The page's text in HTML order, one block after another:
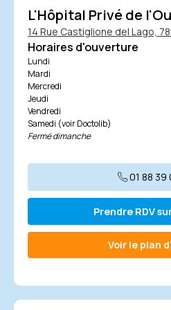
diagnostic définitif, elle
essentielle avant une IRM ou
médical doit être guidé avec
infiltration ou une ponction.
En résumé, toute douleur
inexpliquée ou traumatisme
une indication pour cet
première intention pour
L'Hôpital Privé de
14 Rue Castiglione del Lago,
Horaires d'ouverture
Lundi
Mardi
Mercredi
Jeudi
Vendredi
Samedi (voir Doctolib)
Fermé dimanche
01 88 39
Prendre RDV
Voir le plan